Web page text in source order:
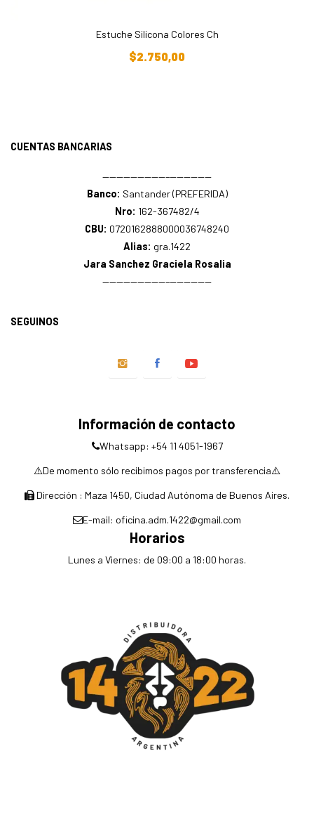
Estuche Silicona Colores Ch
$2.750,00
CUENTAS BANCARIAS
—————————–——————
Banco: Santander (PREFERIDA)
Nro: 162-367482/4
CBU: 0720162888000036748240
Alias: gra.1422
Jara Sanchez Graciela Rosalia
—————————–——————
SEGUINOS
Información de contacto
Whatsapp: +54 11 4051-1967
⚠️De momento sólo recibimos pagos por transferencia⚠️
Dirección : Maza 1450, Ciudad Autónoma de Buenos Aires.
E-mail: oficina.adm.1422@gmail.com
Horarios
Lunes a Viernes: de 09:00 a 18:00 horas.